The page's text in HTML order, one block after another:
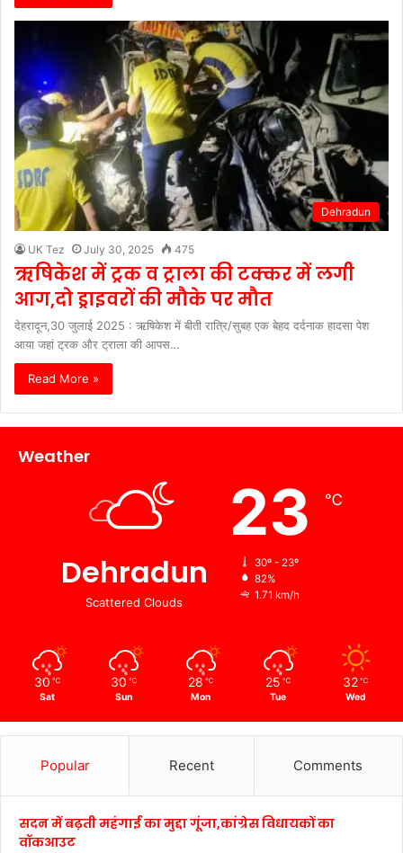
Dehradun
UK Tez July 30, 2025 475
ऋषिकेश में ट्रक व ट्राला की टक्कर में लगी
आग,दो ड्राइवरों की मौके पर मौत
देहरादून,30 जुलाई 2025 : ऋषिकेश में बीती रात्रि/सुबह एक बेहद दर्दनाक हादसा पेश
आया जहां ट्रक और ट्राला की आपस…
Read More »
Weather
Dehradun
Scattered Clouds
23 ℃
30º - 23º
82%
1.71 km/h
30 ℃
Sat
30 ℃
Sun
28 ℃
Mon
25 ℃
Tue
32 ℃
Wed
Popular Recent Comments
सदन में बढ़ती महंगाई का मुद्दा गूंजा,कांग्रेस विधायकों का
वॉकआउट